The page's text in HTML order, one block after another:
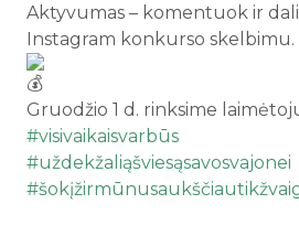
Aktyvumas – komentuok ir
Instagram konkurso skelbimu.
Gruodžio 1 d. rinksime
#visivaikaisvarbūs
#uždekžaliąšviesąsavosvajonei